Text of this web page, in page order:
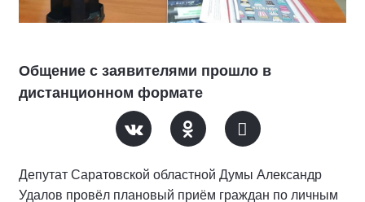
Общение с заявителями прошло в
дистанционном формате
Депутат Саратовской областной Думы Александр
Удалов провёл плановый приём граждан по личным